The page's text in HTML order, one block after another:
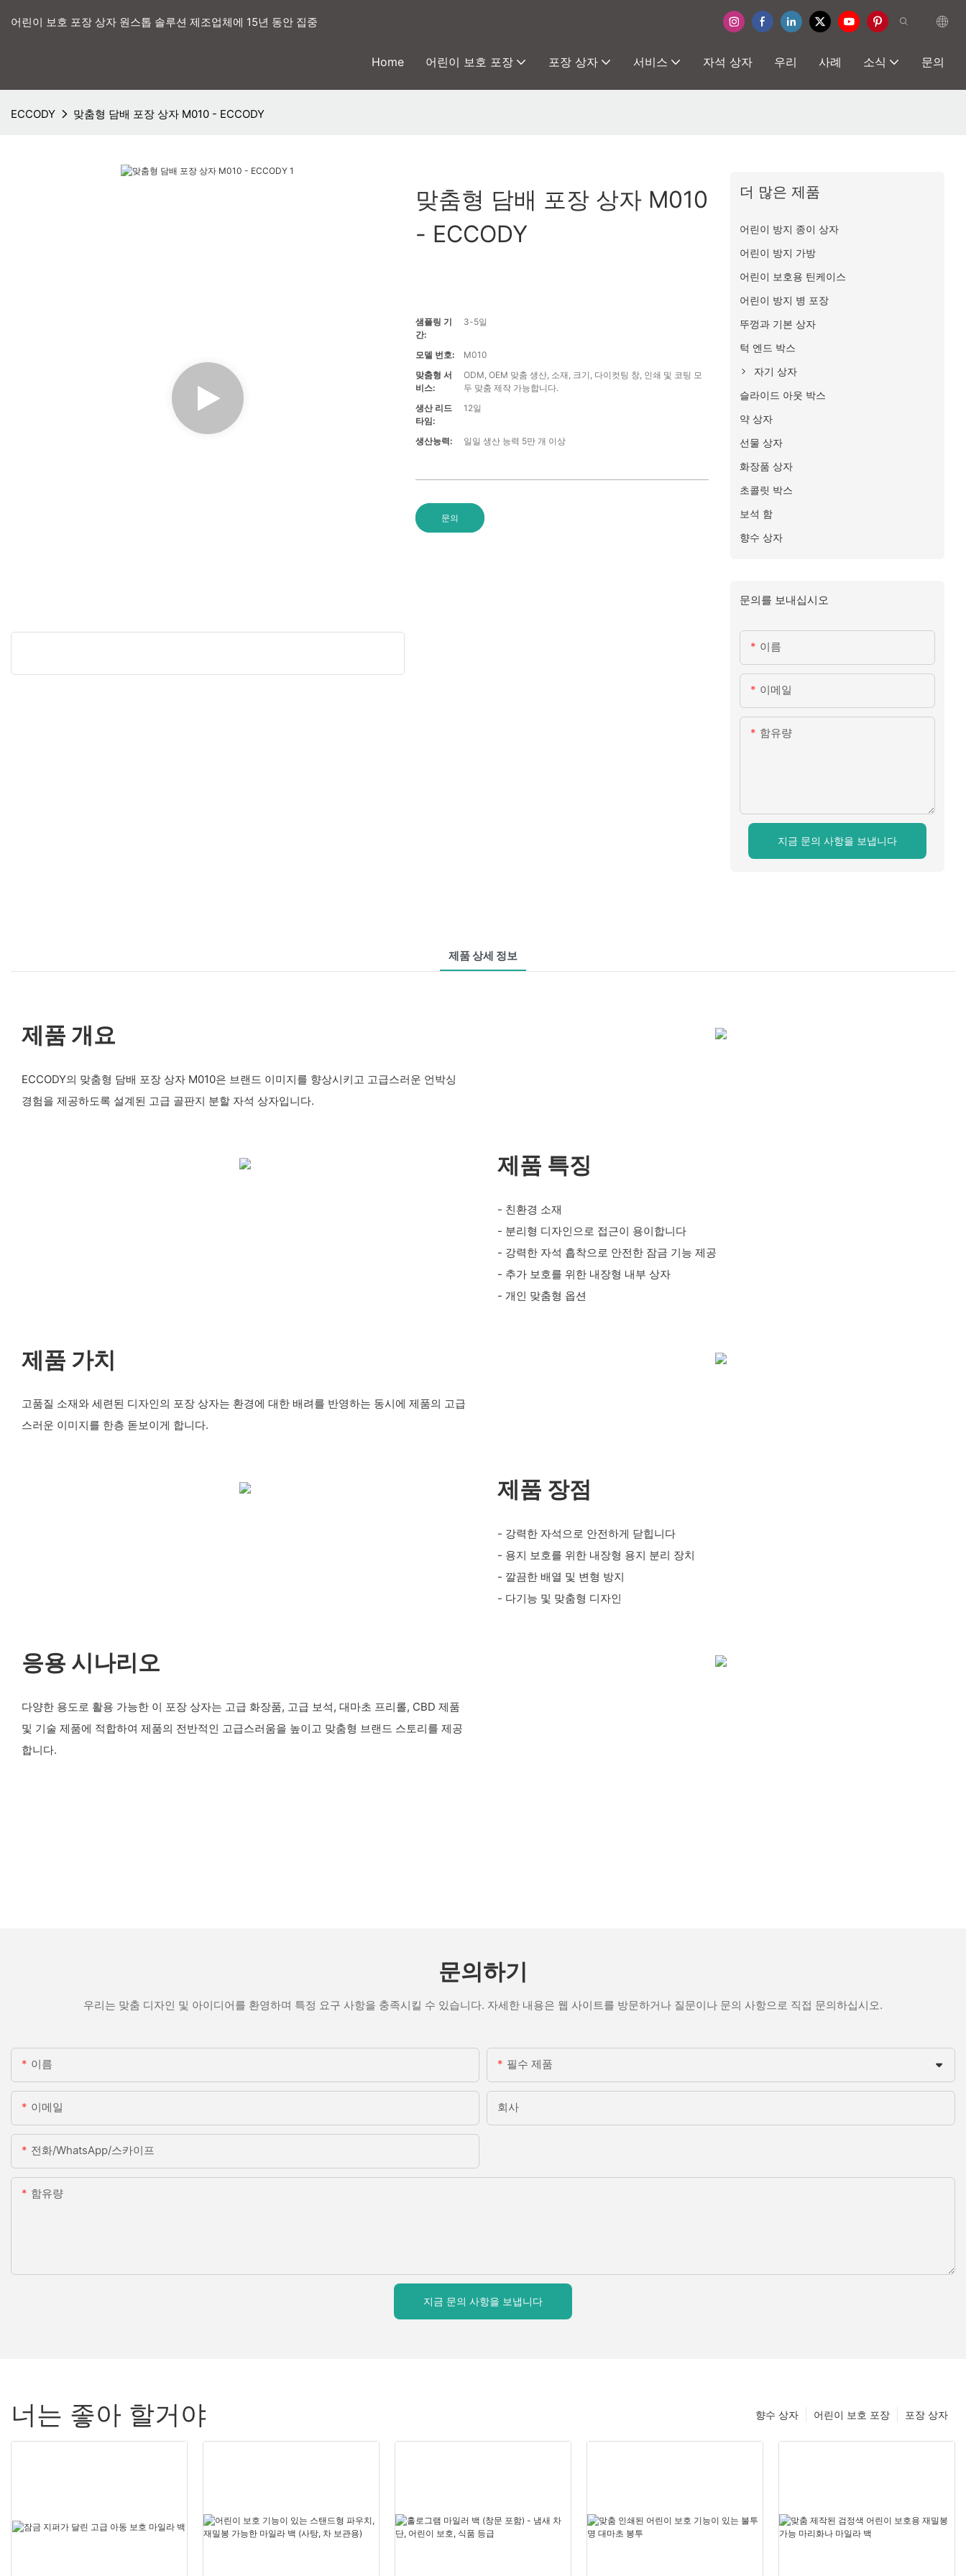
어린이 보호 포장 상자 원스톱 솔루션 제조업체에 15년 동안 집중
Home 어린이 보호 포장 포장 상자 서비스 자석 상자 우리 사례 소식 문의
ECCODY 맞춤형 담배 포장 상자 M010 - ECCODY
맞춤형 담배 포장 상자 M010
- ECCODY
샘플링 기
간:
3-5일
모델 번호:
M010
맞춤형 서
비스:
ODM, OEM 맞춤 생산, 소재, 크기, 다이컷팅 창, 인쇄 및 코팅 모
두 맞춤 제작 가능합니다.
생산 리드
타임:
12일
생산능력: 일일 생산 능력 5만 개 이상
문의
더 많은 제품
어린이 방지 종이 상자
어린이 방지 가방
어린이 보호용 틴케이스
어린이 방지 병 포장
뚜껑과 기본 상자
턱 엔드 박스
자기 상자
슬라이드 아웃 박스
약 상자
선물 상자
화장품 상자
초콜릿 박스
보석 함
향수 상자
문의를 보내십시오
이름
이메일
함유량
지금 문의 사항을 보냅니다
제품 상세 정보
제품 개요
ECCODY의 맞춤형 담배 포장 상자 M010은 브랜드 이미지를 향상시키고 고급스러운 언박싱
경험을 제공하도록 설계된 고급 골판지 분할 자석 상자입니다.
제품 특징
- 친환경 소재
- 분리형 디자인으로 접근이 용이합니다
- 강력한 자석 흡착으로 안전한 잠금 기능 제공
- 추가 보호를 위한 내장형 내부 상자
- 개인 맞춤형 옵션
제품 가치
고품질 소재와 세련된 디자인의 포장 상자는 환경에 대한 배려를 반영하는 동시에 제품의 고급
스러운 이미지를 한층 돋보이게 합니다.
제품 장점
- 강력한 자석으로 안전하게 닫힙니다
- 용지 보호를 위한 내장형 용지 분리 장치
- 깔끔한 배열 및 변형 방지
- 다기능 및 맞춤형 디자인
응용 시나리오
다양한 용도로 활용 가능한 이 포장 상자는 고급 화장품, 고급 보석, 대마초 프리롤, CBD 제품
및 기술 제품에 적합하여 제품의 전반적인 고급스러움을 높이고 맞춤형 브랜드 스토리를 제공
합니다.
문의하기
우리는 맞춤 디자인 및 아이디어를 환영하며 특정 요구 사항을 충족시킬 수 있습니다. 자세한 내용은 웹 사이트를 방문하거나 질문이나 문의 사항으로 직접 문의하십시오.
이름 필수 제품
이메일 회사
전화/WhatsApp/스카이프
함유량
지금 문의 사항을 보냅니다
너는 좋아 할거야 포장 상자
어린이 보호 포장
향수 상자